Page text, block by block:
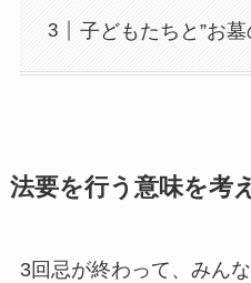
子どもたちと”お
法要を​行う​意味を​考
3回忌が終わって、みん